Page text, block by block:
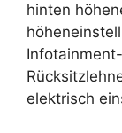
hinten
elektrisch